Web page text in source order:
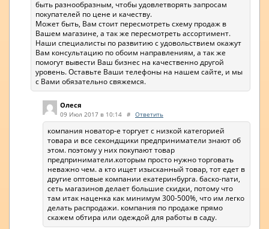
быть разнообразным, чтобы удовлетворять запросам
покупателей по цене и качеству.
Может быть, Вам стоит пересмотреть схему продаж в
Вашем магазине, а так же пересмотреть ассортимент.
Наши специалисты по развитию с удовольствием окажут
Вам консультацию по обоим направлениям, а так же
помогут вывести Ваш бизнес на качественно другой
уровень. Оставьте Ваши телефоны на нашем сайте, и мы
с Вами обязательно свяжемся.
Олеся
09 Июл 2017 в 10:14 # Ответить
компания новатор-е торгует с низкой категорией
товара и все секондщики предприниматели знают об
этом. поэтому у них покупают товар
предприниматели.которым просто нужно торговать
неважно чем. а кто ищет изысканный товар, тот едет в
другие оптовые компании екатеринбурга. баско-пати,
сеть магазинов делает большие скидки, потому что
там итак наценка как минимум 300-500%, что им легко
делать распродажи. компания по продаже прямо
скажем обтира или одеждой для работы в саду.